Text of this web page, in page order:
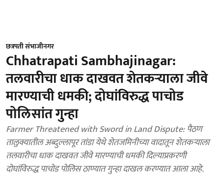
छत्रपती संभाजीनगर
Chhatrapati Sambhajinagar:
तलवारीचा धाक दाखवत शेतकऱ्याला जीवे
मारण्याची धमकी; दोघांविरुद्ध पाचोड
पोलिसांत गुन्हा
Farmer Threatened with Sword in Land Dispute: पैठण
तालुक्यातील अब्दुल्लापूर तांडा येथे शेतजमिनीच्या वादातून शेतकऱ्याला
तलवारीचा धाक दाखवत जीवे मारण्याची धमकी दिल्याप्रकरणी
दोघांविरुद्ध पाचोड पोलिस ठाण्यात गुन्हा दाखल करण्यात आला आहे.